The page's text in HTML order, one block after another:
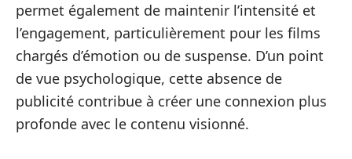
permet également de maintenir l’intensité et
l’engagement, particulièrement pour les films
chargés d’émotion ou de suspense. D’un point
de vue psychologique, cette absence de
publicité contribue à créer une connexion plus
profonde avec le contenu visionné.